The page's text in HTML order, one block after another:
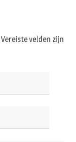
Vereiste velden zijn